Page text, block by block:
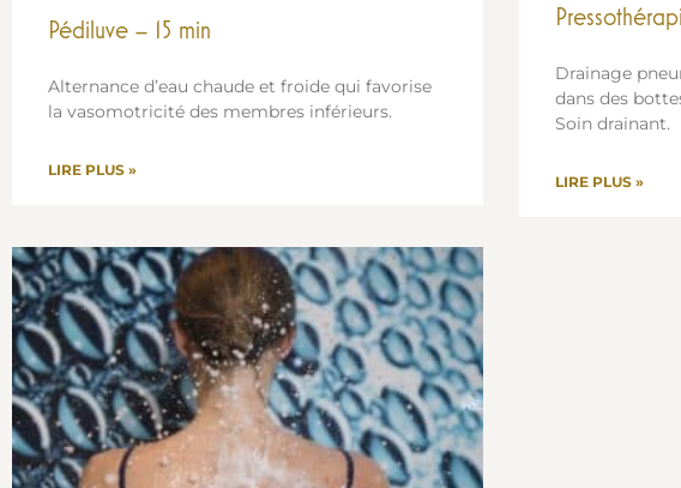
Pédiluve – 15 min
Alternance d’eau chaude et froide qui favorise
la vasomotricité des membres inférieurs.
LIRE PLUS »
Drainage
dans des
Soin drainant.
LIRE PLUS »